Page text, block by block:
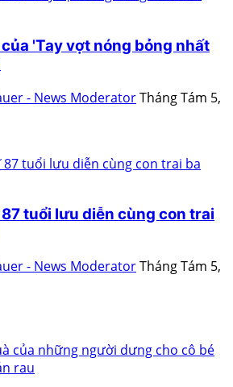
của 'Tay vợt nóng bỏng nhất
- News ModeratorTháng Tám 5,
tuổi lưu diễn cùng con trai
- News ModeratorTháng Tám 5,